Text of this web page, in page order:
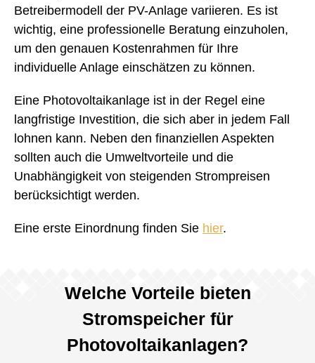
Betreibermodell der PV-Anlage variieren. Es ist
wichtig, eine professionelle Beratung einzuholen,
um den genauen Kostenrahmen für Ihre
individuelle Anlage einschätzen zu können.
Eine Photovoltaikanlage ist in der Regel eine
langfristige Investition, die sich aber in jedem Fall
lohnen kann. Neben den finanziellen Aspekten
sollten auch die Umweltvorteile und die
Unabhängigkeit von steigenden Strompreisen
berücksichtigt werden.
Eine erste Einordnung finden Sie hier.
Welche Vorteile bieten
Stromspeicher für
Photovoltaikanlagen?